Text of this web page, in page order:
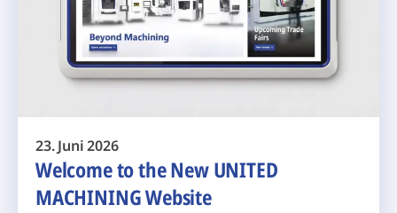
23. Juni 2026
Welcome to the New UNITED
MACHINING Website